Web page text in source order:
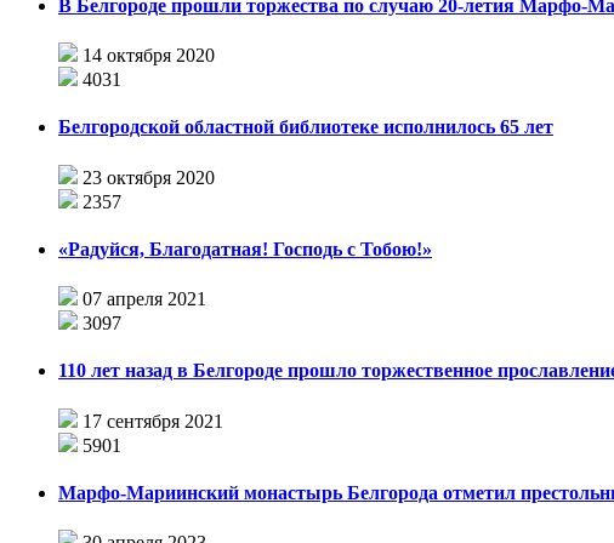
В Белгороде прошли торжества по случаю 20-летия Марфо-
14 октября 2020
4031
Белгородской областной библиотеке исполнилось 65 лет
23 октября 2020
2357
«Радуйся, Благодатная! Господь с Тобою!»
07 апреля 2021
3097
110 лет назад в Белгороде прошло торжественное
17 сентября 2021
5901
Марфо-Мариинский монастырь Белгорода отметил